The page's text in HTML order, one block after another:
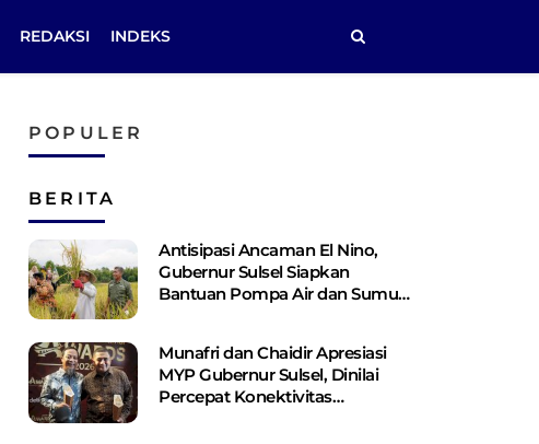
REDAKSI INDEKS
POPULER
BERITA
Antisipasi Ancaman El Nino,
Gubernur Sulsel Siapkan
Bantuan Pompa Air dan Sumur
Munafri dan Chaidir Apresiasi
MYP Gubernur Sulsel, Dinilai
Percepat Konektivitas